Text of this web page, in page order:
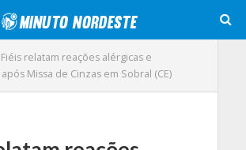
Fiéis relatam reações alérgicas e
Missa de Cinzas em Sobral (CE)